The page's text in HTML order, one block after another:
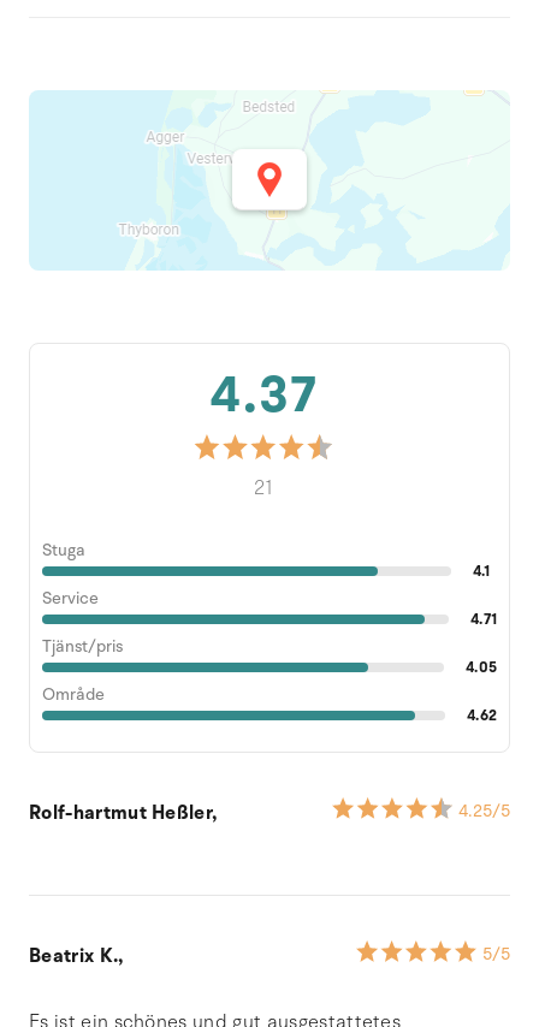
4.37
21
Stuga
4.1
Service
4.71
Tjänst/pris
4.05
Område
4.62
Rolf-hartmut Heßler, 4.25/5
Beatrix K., 5/5
Es ist ein schönes und gut ausgestattetes